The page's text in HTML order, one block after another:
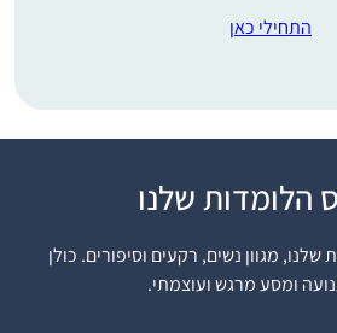
התחילי כאן
הלומדות שלנו
מגוון נשים, רקעים וסיפורים. כולן
ומסע מרגש ועוצמתי.